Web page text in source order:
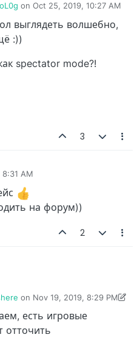
on Oct 25, 2019, 10:27 AM
выглядеть волшебно,
:))
spectator mode?!
3
AM
на форум))
2
on Nov 19, 2019, 8:29 PM
Nov 20, 2019, 1:01 AM
есть игровые
отточить